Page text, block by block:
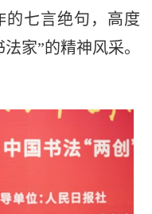
的七言绝句，高度
家”的精神风采。